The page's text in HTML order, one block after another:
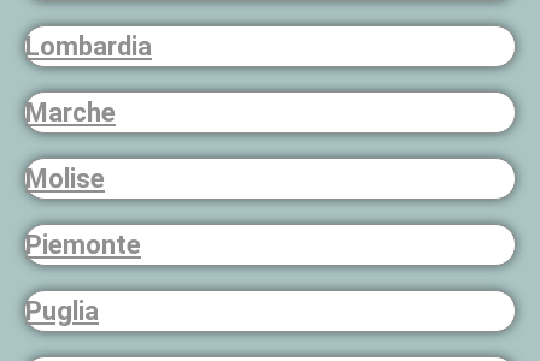
Lombardia
Marche
Molise
Piemonte
Puglia